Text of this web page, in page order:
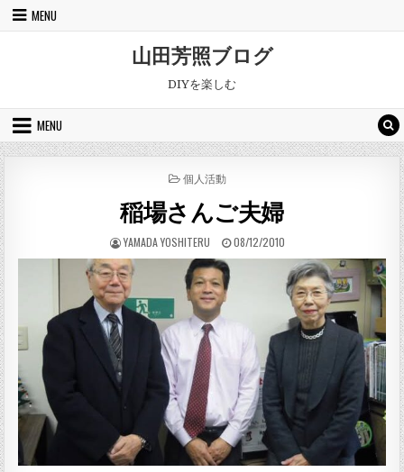
Skip to content
MENU
山田芳照ブログ
DIYを楽しむ
MENU
POSTED IN
個人活動
稲場さんご夫婦
AUTHOR:
YAMADA YOSHITERU PUBLISHED DATE:
08/12/2010